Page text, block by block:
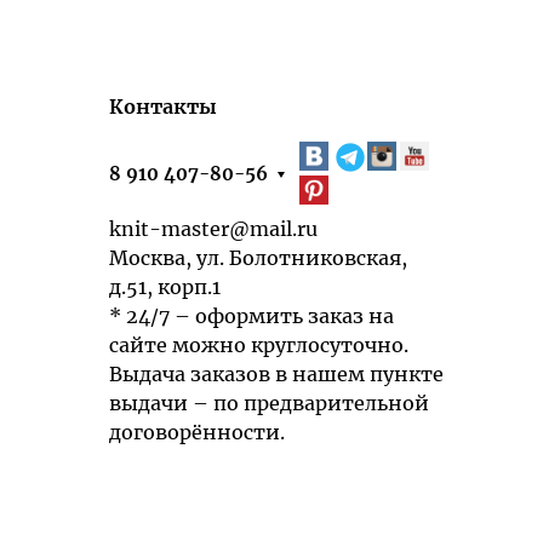
Контакты
8 910 407-80-56
knit-master@mail.ru
Москва, ул. Болотниковская,
д.51, корп.1
* 24/7 – оформить заказ на
сайте можно круглосуточно.
Выдача заказов в нашем пункте
выдачи – по предварительной
договорённости.